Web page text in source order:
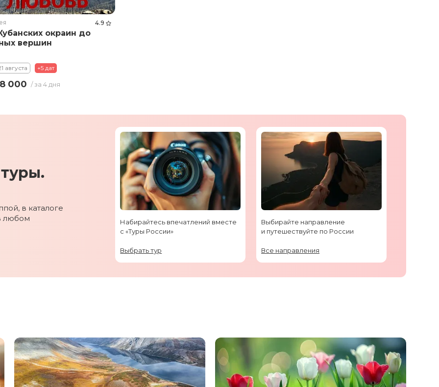
4.9
окраин до
вершин
августа +5 дат
000 / за 4 дня
в каталоге
любом
Набирайтесь впечатлений вместе
с «Туры России»
Выбрать тур
Выбирайте направление
и путешествуйте по России
Все направления